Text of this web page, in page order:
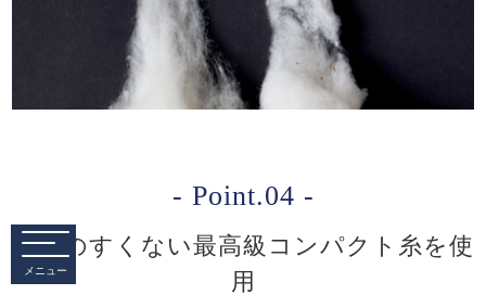
メニュー
- Point.04 -
毛羽のすくない最高級コンパクト糸を使
用